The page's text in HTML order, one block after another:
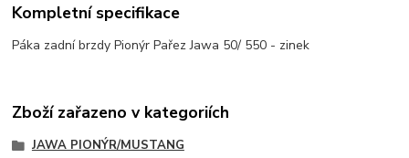
Kompletní specifikace
Páka zadní brzdy Pionýr Pařez Jawa 50/ 550 - zinek
Zboží zařazeno v kategoriích
JAWA PIONÝR/MUSTANG